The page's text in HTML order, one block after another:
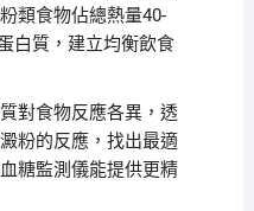
類食物佔總熱量40-
白質，建立均衡飲食
對食物反應各異，透
粉的反應，找出最適
糖監測儀能提供更精